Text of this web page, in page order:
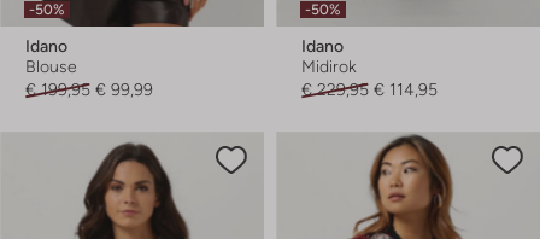
-50%
Idano
Blouse
€ 199,95 € 99,99
-50%
Idano
Midirok
€ 229,95 € 114,95